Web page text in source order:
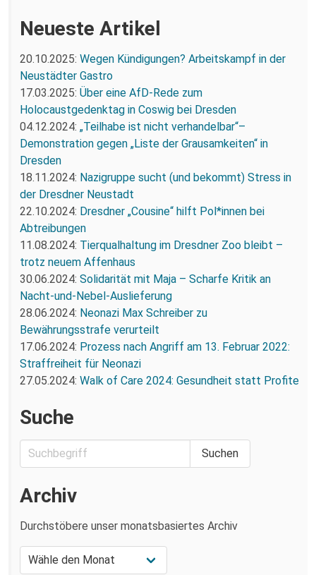
Neueste Artikel
20.10.2025: Wegen Kündigungen? Arbeitskampf in der
Neustädter Gastro
17.03.2025: Über eine AfD-Rede zum
Holocaustgedenktag in Coswig bei Dresden
04.12.2024: „Teilhabe ist nicht verhandelbar“–
Demonstration gegen „Liste der Grausamkeiten“ in
Dresden
18.11.2024: Nazigruppe sucht (und bekommt) Stress in
der Dresdner Neustadt
22.10.2024: Dresdner „Cousine“ hilft Pol*innen bei
Abtreibungen
11.08.2024: Tierqualhaltung im Dresdner Zoo bleibt –
trotz neuem Affenhaus
30.06.2024: Solidarität mit Maja – Scharfe Kritik an
Nacht-und-Nebel-Auslieferung
28.06.2024: Neonazi Max Schreiber zu
Bewährungsstrafe verurteilt
17.06.2024: Prozess nach Angriff am 13. Februar 2022:
Straffreiheit für Neonazi
27.05.2024: Walk of Care 2024: Gesundheit statt Profite
Suche
Archiv
Durchstöbere unser monatsbasiertes Archiv